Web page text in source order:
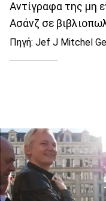
Αντίγραφα της μη
Ασάνζ σε
Πηγή: Jef J Mitchel